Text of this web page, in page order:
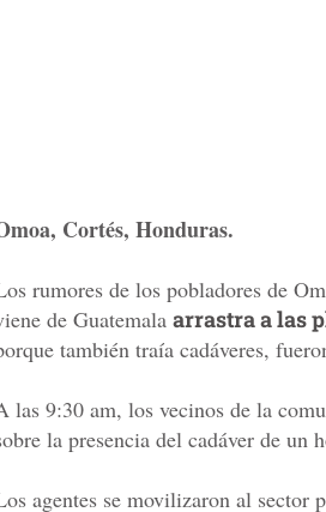
Cortés, Honduras.
rumores de los pobladores de
de Guatemala arrastra a las
también traía cadáveres,
las 9:30 am, los vecinos de la
la presencia del cadáver de un
agentes se movilizaron al